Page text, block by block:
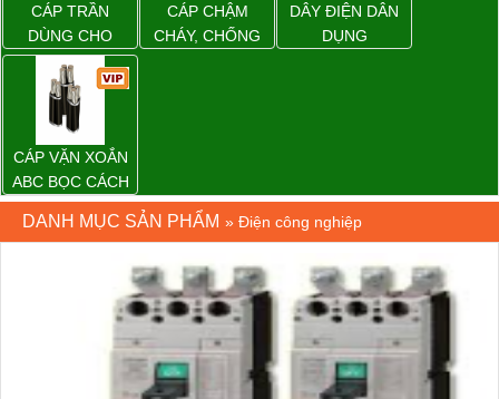
CÁP TRẦN
DÙNG CHO
ĐƯỜNG DÂY
TẢI ĐIỆN TRÊN
KHÔNG
CÁP CHẬM
CHÁY, CHỐNG
DÂY ĐIỆN DÂN
DỤNG
CÁP VẶN XOẮN
ABC BỌC CÁCH
ĐIỆN XLPE
DANH MỤC SẢN PHẨM » Điện công nghiệp